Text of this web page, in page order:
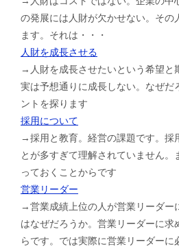
の発展には人財が欠かせない。その
ます。それは・・・
人財を成長させる
→人財を成長させたいという希望と
実は予想通りに成長しない。なぜだ
ントを探ります
採用について
→採用と教育。経営の課題です。採
とが多すぎて理解されていません。
っておくことからです
営業リーダー
→営業成績上位の人が営業リーダー
はなぜだろうか。営業リーダーに求
らです。では実際に営業リーダーに